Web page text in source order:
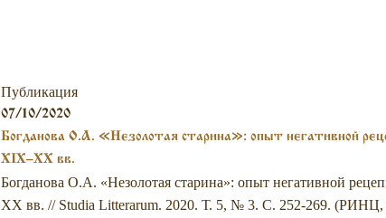
Публикация
07/10/2020
Богданова О.А. «Незолотая старина»: опыт негативной
XIX–XX вв.
Богданова О.А. «Незолотая старина»: опыт негативной
XX вв. // Studia Litterarum. 2020. Т. 5, № 3. С. 252-269.